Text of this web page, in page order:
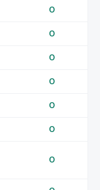
0
0
0
0
0
0
0